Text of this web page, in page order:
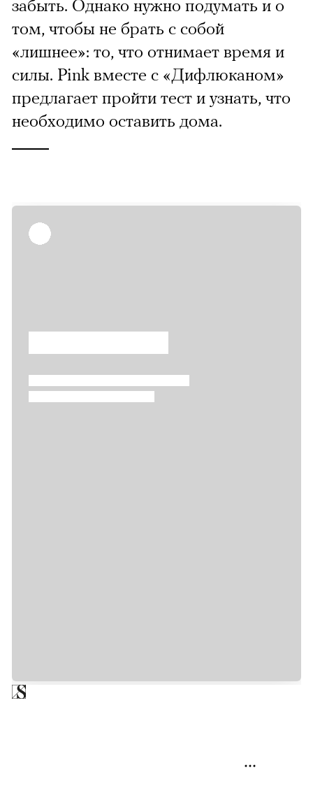
забыть. Однако нужно подумать и о
том, чтобы не брать с собой
«лишнее»: то, что отнимает время и
силы. Pink вместе с «Дифлюканом»
предлагает пройти тест и узнать, что
необходимо оставить дома.